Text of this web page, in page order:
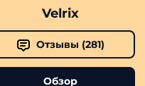
Velrix
Отзывы (281)